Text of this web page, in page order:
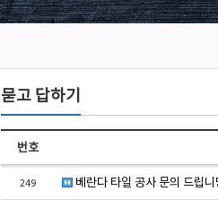
묻고 답하기
번호
249 베란다 타일 공사 문의 드립니